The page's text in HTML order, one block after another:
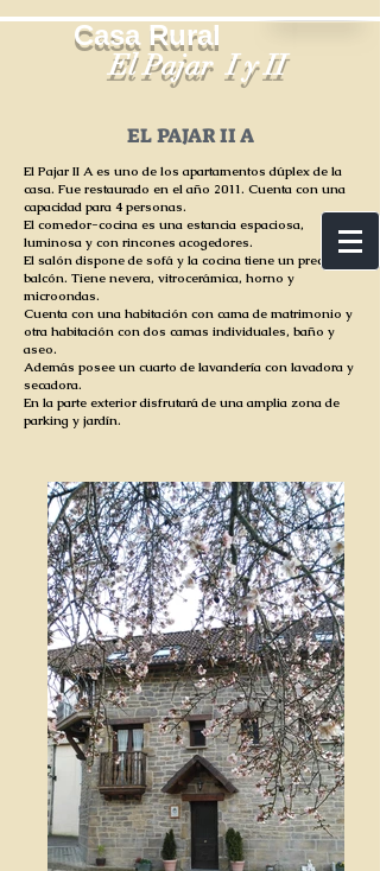
Casa Rural
El Pajar I y II
EL PAJAR II A
El Pajar II A es uno de los apartamentosdúplexde la
casa. Fue restaurado en el año 2011. Cuenta con una
capacidad para 4 personas.
El comedor-cocina es una estancia espaciosa,
luminosa y con rincones acogedores.
El salón dispone de sofá y la cocina tiene un precioso
balcón. Tiene nevera, vitrocerámica, horno y
microondas.
Cuenta con una habitación con cama de matrimonio y
otra habitación con dos camas individuales, baño y
aseo.
Además posee un cuarto de lavandería con lavadora y
secadora.
En la parte exterior disfrutará de una amplia zona de
parking y jardín.